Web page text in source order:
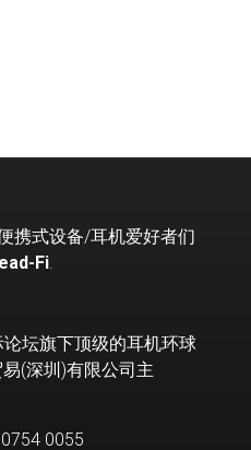
携式设备/耳机爱好者们
Fi.
坛旗下顶级的耳机环球
(深圳)有限公司主
0055